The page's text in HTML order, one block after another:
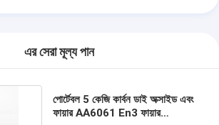
এর সেরা মূল্য পান
পোর্টেবল 5 কেজি কার্বন ডাই অক্সাইড এবং
ফায়ার AA6061 En3 ফায়ার